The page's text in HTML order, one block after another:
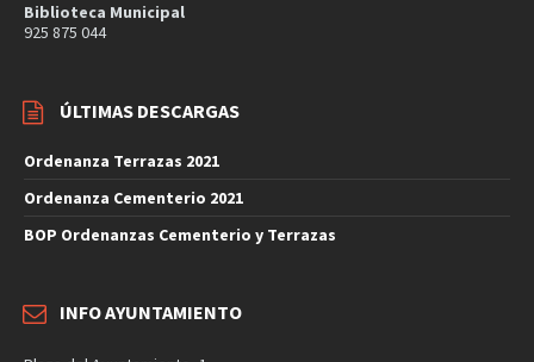
Biblioteca Municipal
925 875 044
ÚLTIMAS DESCARGAS
Ordenanza Terrazas 2021
Ordenanza Cementerio 2021
BOP Ordenanzas Cementerio y Terrazas
INFO AYUNTAMIENTO